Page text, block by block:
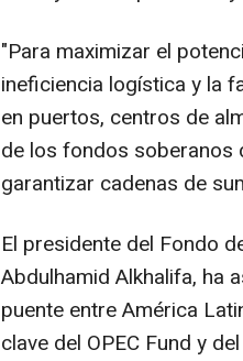
"Para maximizar el
ineficiencia logística y la
en puertos, centros de
de los fondos soberanos
garantizar cadenas de
El presidente del Fondo
Abdulhamid Alkhalifa, ha
puente entre América
clave del OPEC Fund y del